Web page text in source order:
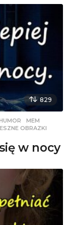
829
,MEM
OBRAZKI
w nocy